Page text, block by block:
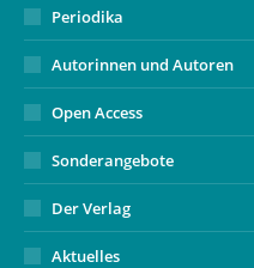
Periodika
Autorinnen und Autoren
Open Access
Sonderangebote
Der Verlag
Aktuelles